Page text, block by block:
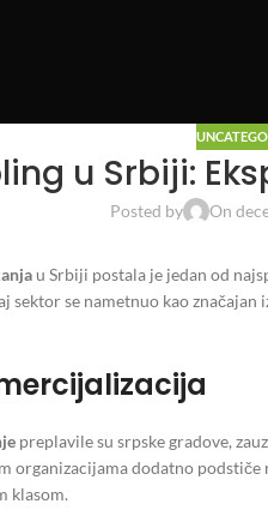
u Srbiji:
Posted by On
u Srbiji postala je jedan od
sektor se nametnuo kao
preplavile su srpske gradove,
organizacijama dodatno
klasom.